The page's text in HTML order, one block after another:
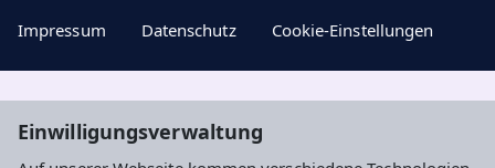
Einwilligungsverwaltung
Impressum Datenschutz Cookie-Einstellungen
Aktuelle Nachrichten, geistige Impulse und
Veranstaltungstipps ...